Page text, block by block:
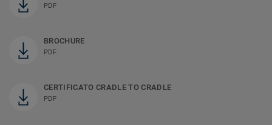
PDF
BROCHURE
PDF
CERTIFICATO CRADLE TO CRADLE
PDF